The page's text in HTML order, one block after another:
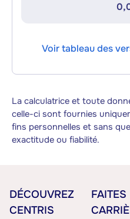
Voir tableau des
La calculatrice et toute
celle-ci sont fournies
fins personnelles et sans
exactitude ou fiabilité.
DÉCOUVREZ
CENTRIS
FAITES